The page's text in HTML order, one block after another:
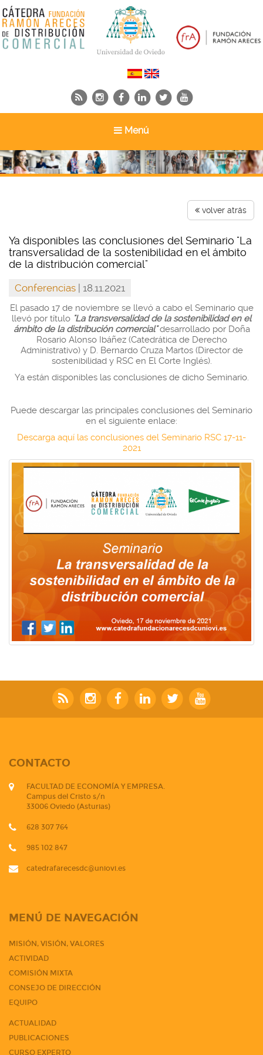
Menú
volver atrás
Ya disponibles las conclusiones del Seminario "La
transversalidad de la sostenibilidad en el ámbito
de la distribución comercial"
Conferencias | 18.11.2021
El pasado 17 de noviembre se llevó a cabo el Seminario que
llevó por título "La transversalidad de la sostenibilidad en el
ámbito de la distribución comercial"desarrollado por Doña
Rosario Alonso Ibáñez (Catedrática de Derecho
Administrativo) y D. Bernardo Cruza Martos (Director de
sostenibilidad y RSC en El Corte Inglés).
Ya están disponibles las conclusiones de dicho Seminario.
Puede descargar las principales conclusiones del Seminario
en el siguiente enlace:
Descarga aquí las conclusiones del Seminario RSC 17-11-
2021
CONTACTO
FACULTAD DE ECONOMÍA Y EMPRESA.
Campus del Cristo s/n
33006 Oviedo (Asturias)
628 307 764
985 102 847
catedrafarecesdc@uniovi.es
MENÚ DE NAVEGACIÓN
MISIÓN, VISIÓN, VALORES
ACTIVIDAD
COMISIÓN MIXTA
CONSEJO DE DIRECCIÓN
EQUIPO
ACTUALIDAD
PUBLICACIONES
CURSO EXPERTO